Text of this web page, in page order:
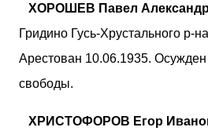
ХОРОШЕВ Павел
Гридино Гусь-Хрустального р-
Арестован 10.06.1935.
свободы.
ХРИСТОФОРОВ Егор